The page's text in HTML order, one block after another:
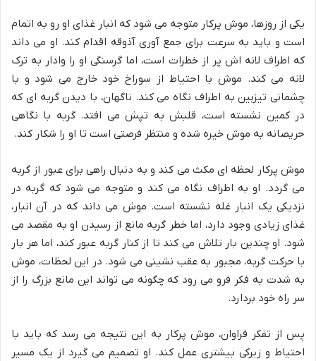
یکی از روزها، موش پرکار متوجه می شود که انبار غذای او رو به اتمام
است و باید به سرعت برای جمع آوری آذوقه اقدام کند. او می داند
که اطراف لانه اش پر از خطرات است، اما گرسنگی او را وادار به ترک
لانه می کند. موش با احتیاط از سوراخ خود خارج می شود و با
چشمانی تیزبین به اطراف نگاه می کند. ناگهان، با دیدن گربه ای که
در کمین نشسته است، قلبش به تپش می افتد. گربه با نگاهی
حریصانه به موش خیره شده و منتظر فرصتی است تا او را شکار کند.
موش پرکار لحظه ای مکث می کند و به دنبال راهی برای عبور از گربه
می گردد. او به اطراف نگاه می کند و متوجه می شود که گربه در
نزدیکی یک انبار غله نشسته است. موش می داند که در آن انبار،
غذای زیادی وجود دارد، اما خطر گربه مانع از رسیدن او به مقصد می
شود. او چندین بار تلاش می کند تا از کنار گربه عبور کند، اما هر بار
با حرکت گربه، مجبور به عقب نشینی می شود. در این لحظات، موش
به شدت به فکر فرو می رود که چگونه می تواند این مانع بزرگ را از
سر راه خود بردارد.
پس از تفکر فراوان، موش پرکار به این نتیجه می رسد که باید با
احتیاط و زیرکی بیشتری عمل کند. او تصمیم می گیرد از یک مسیر